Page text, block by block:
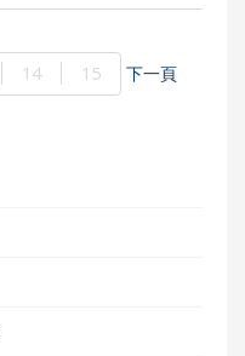
14 15 下一頁